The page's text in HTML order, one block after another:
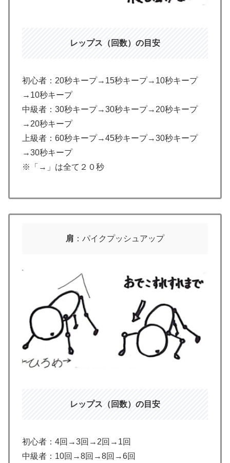
レップス（回数）の目安
初心者：20秒キープ→15秒キープ→10秒キープ
→10秒キープ
中級者：30秒キープ→30秒キープ→20秒キープ
→20秒キープ
上級者：60秒キープ→45秒キープ→30秒キープ
→30秒キープ
※「→」は全て２０秒
肩 ：パイクプッシュアップ
レップス（回数）の目安
初心者：4回→3回→2回→1回
中級者：10回→8回→8回→6回